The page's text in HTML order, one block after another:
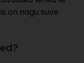
on nagu suve